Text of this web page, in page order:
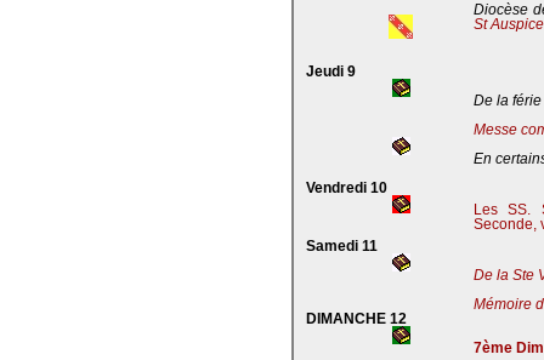
Diocèse
St
Jeudi 9
De la férie
Messe
En
Vendredi 10
Les SS.
Seconde,
Samedi 11
De la Ste
Mémoire
DIMANCHE 12
7ème